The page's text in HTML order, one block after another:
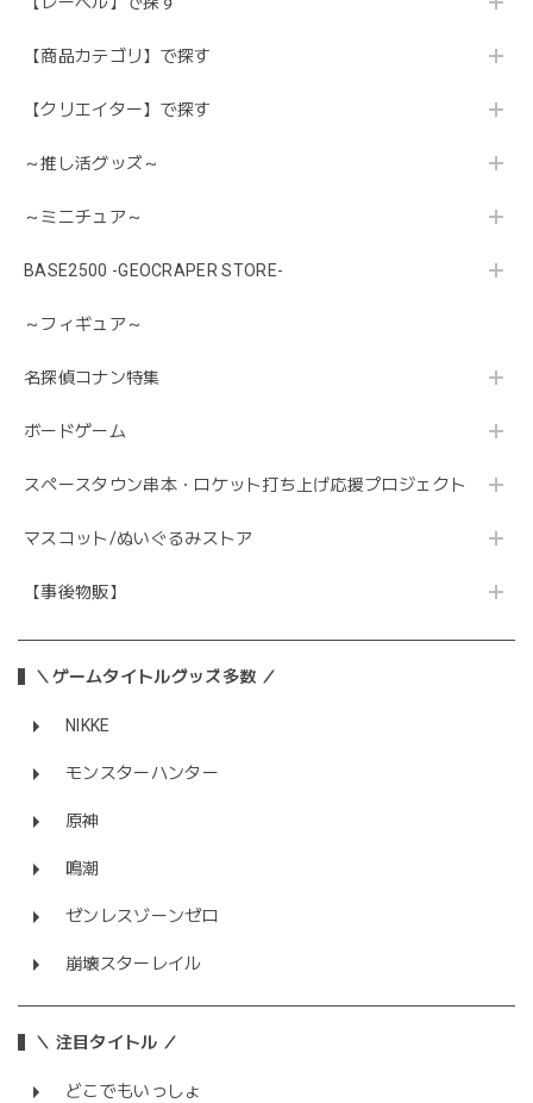
【商品カテゴリ】で探す
【クリエイター】で探す
～推し活グッズ～
～ミニチュア～
BASE2500 -GEOCRAPER STORE-
～フィギュア～
名探偵コナン特集
ボードゲーム
スペースタウン串本・ロケット打ち上げ応援プロジェクト
マスコット/ぬいぐるみストア
【事後物販】
＼ゲームタイトルグッズ多数 ／
NIKKE
モンスターハンター
原神
鳴潮
ゼンレスゾーンゼロ
崩壊スターレイル
＼ 注目タイトル ／
どこでもいっしょ